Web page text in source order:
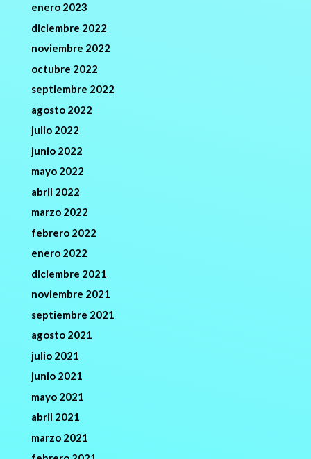
enero 2023
diciembre 2022
noviembre 2022
octubre 2022
septiembre 2022
agosto 2022
julio 2022
junio 2022
mayo 2022
abril 2022
marzo 2022
febrero 2022
enero 2022
diciembre 2021
noviembre 2021
septiembre 2021
agosto 2021
julio 2021
junio 2021
mayo 2021
abril 2021
marzo 2021